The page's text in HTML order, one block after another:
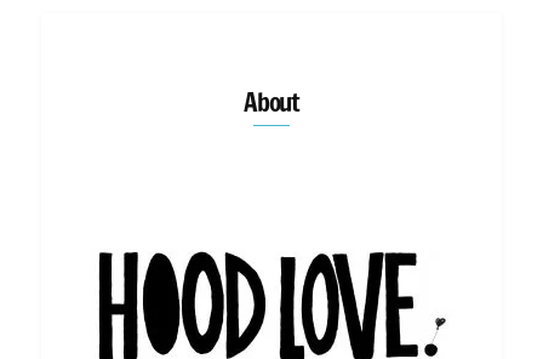
About